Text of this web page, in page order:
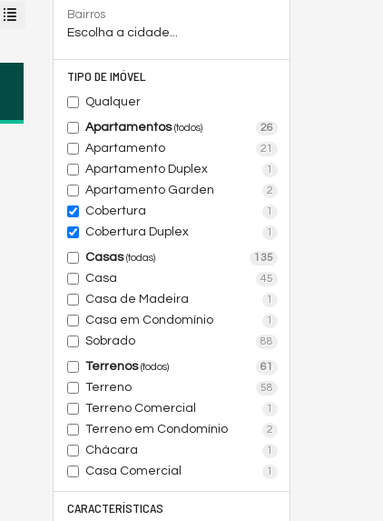
Bairros
Escolha a cidade...
TIPO DE IMÓVEL
Qualquer
Apartamentos(todos) 26
Apartamento 21
Apartamento Duplex 1
Apartamento Garden 2
Cobertura 1
Cobertura Duplex 1
Casas(todas) 135
Casa 45
Casa de Madeira 1
Casa em Condomínio 1
Sobrado 88
Terrenos(todos) 61
Terreno 58
Terreno Comercial 1
Terreno em Condomínio 2
Chácara 1
Casa Comercial 1
CARACTERÍSTICAS